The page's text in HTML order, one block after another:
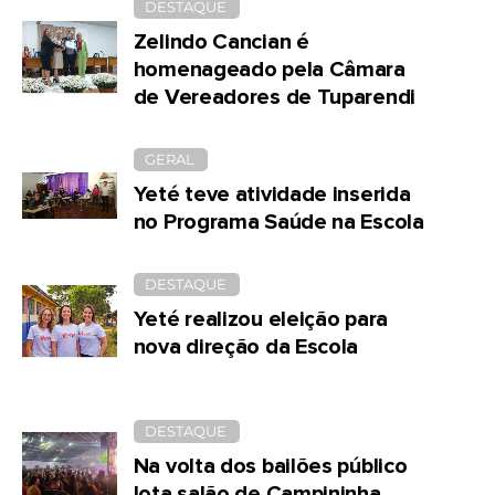
DESTAQUE
Zelindo Cancian é
homenageado pela Câmara
de Vereadores de Tuparendi
GERAL
Yeté teve atividade inserida
no Programa Saúde na Escola
DESTAQUE
Yeté realizou eleição para
nova direção da Escola
DESTAQUE
Na volta dos bailões público